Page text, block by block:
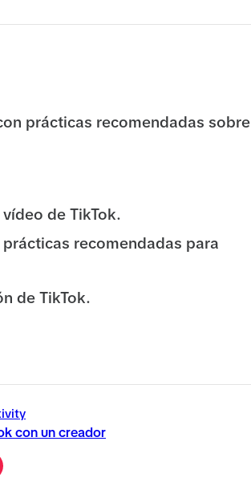
prácticas recomendadas sobre
de TikTok.
recomendadas para
de TikTok.
con un creador